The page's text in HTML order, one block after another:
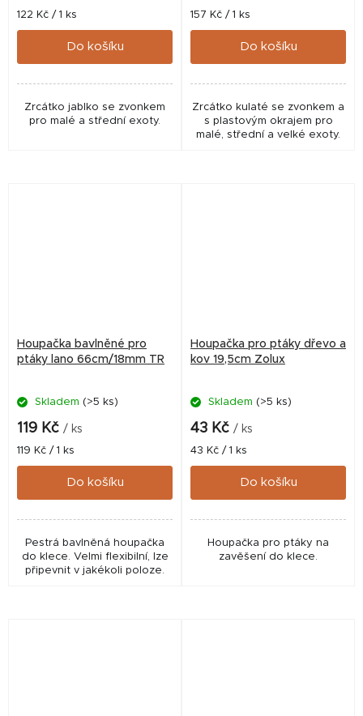
Měrná
cena:
122 Kč / 1 ks
Do košíku
Zrcátko jablko se zvonkem
pro malé a střední exoty.
Měrná
cena:
157 Kč / 1 ks
Do košíku
Zrcátko kulaté se zvonkem a
s plastovým okrajem pro
malé, střední a velké exoty.
Houpačka bavlněné pro
ptáky lano 66cm/18mm TR
Skladem (>5 ks)
119 Kč / ks
Měrná
cena:
119 Kč / 1 ks
Do košíku
Pestrá bavlněná houpačka
do klece. Velmi flexibilní, lze
připevnit v jakékoli poloze.
Houpačka pro ptáky dřevo a
kov 19,5cm Zolux
Skladem (>5 ks)
43 Kč / ks
Měrná
cena:
43 Kč / 1 ks
Do košíku
Houpačka pro ptáky na
zavěšení do klece.